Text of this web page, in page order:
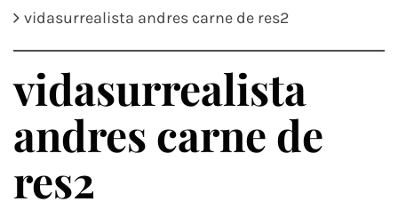
vidasurrealista andres carne de res2
vidasurrealista
andres carne de
res2